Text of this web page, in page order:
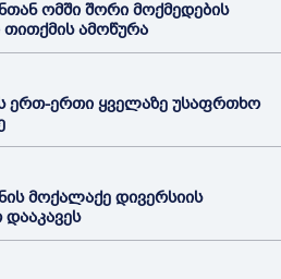
ომში შორი მოქმედების
თითქმის ამოწურა
ერთ-ერთი ყველაზე უსაფრთხო
მოქალაქე დივერსიის